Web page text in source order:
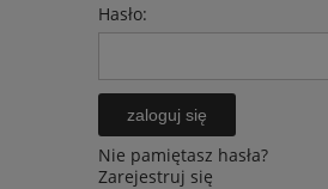
Hasło:
zaloguj się
Nie pamiętasz hasła?
Zarejestruj się